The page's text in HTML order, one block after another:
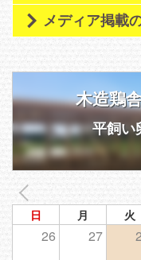
メディア掲載
木造鶏
平飼い
日 月 火
26 27